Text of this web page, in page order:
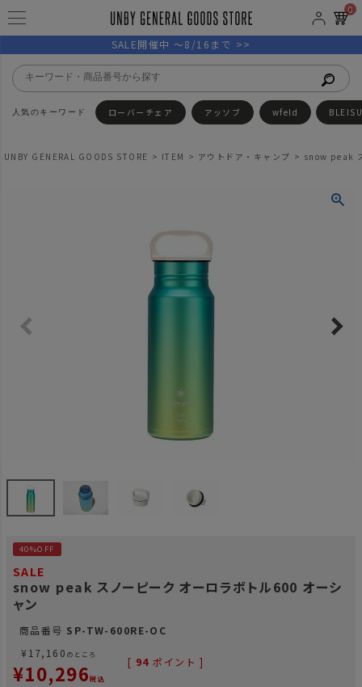
0
SALE開催中 ～8/16まで >>
ローバーチェア アッソブ wfeld
UNBY GENERAL GOODS STORE ITEM アウトドア・キャンプ snow peak
40%OFF
SALE
snow peak スノーピーク オーロラボトル600 オーシ
ャン
商品番号 SP-TW-600RE-OC
¥ 17,160 のところ
¥10,296税込
[ 94 ポイント ]